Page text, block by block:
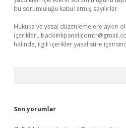
bu sorumluluğu kabul etmiş sayılırlar.
Hukuka ve yasal düzenlemelere aykırı
içerikleri,
halinde, ilgili içerikler yasal süre
Son yorumlar